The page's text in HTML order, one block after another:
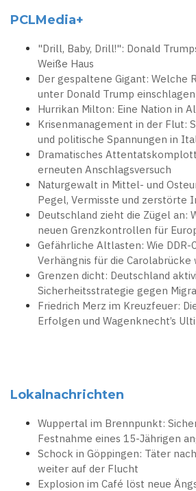
PCLMedia+
"Drill, Baby, Drill!": Donald
Weiße Haus
Der gespaltene Gigant: Welche
unter Donald Trump
Hurrikan Milton: Eine Nation in
Krisenmanagement in der Flut:
und politische Spannungen in
Dramatisches
erneuten Anschlagsversuch
Naturgewalt in Mittel- und
Pegel, Vermisste und zerstörte
Deutschland zieht die Zügel an:
neuen Grenzkontrollen für
Gefährliche Altlasten: Wie DDR-
Verhängnis für die Carolabrücke
Grenzen dicht: Deutschland
Sicherheitsstrategie gegen
Friedrich Merz im Kreuzfeuer:
Erfolgen und Wagenknecht’s
Lokalnachrichten
Wuppertal im Brennpunkt:
Festnahme eines 15-Jährigen
Schock in Göppingen: Täter
weiter auf der Flucht
Explosion im Café löst neue